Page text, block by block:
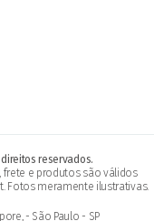
reservados.
frete e produtos são válidos
Fotos meramente ilustrativas.
- São Paulo - SP